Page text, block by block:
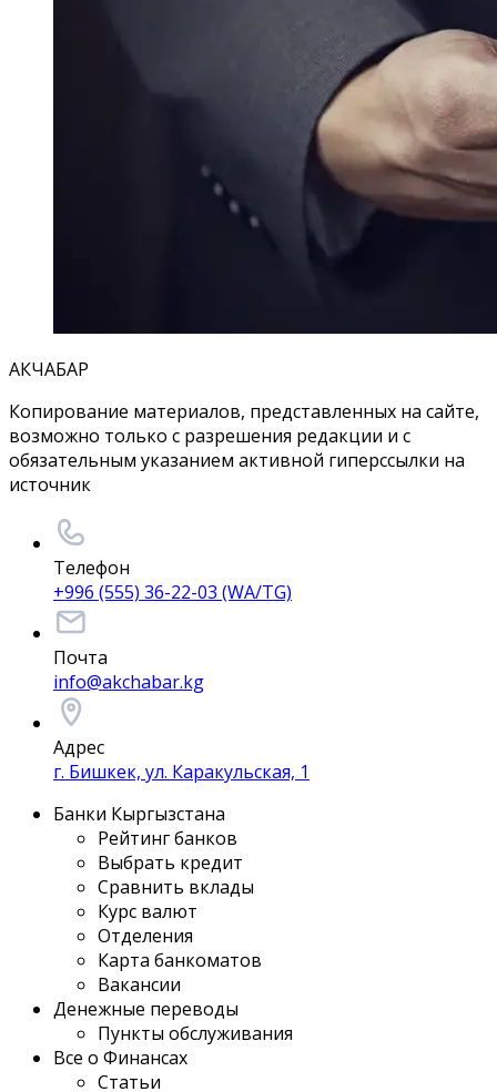
АКЧАБАР
Копирование материалов, представленных на сайте,
возможно только с разрешения редакции и с
обязательным указанием активной гиперссылки на
источник
Телефон
+996 (555) 36-22-03 (WA/TG)
Почта
info@akchabar.kg
Адрес
г. Бишкек, ул. Каракульская, 1
Банки Кыргызстана
Рейтинг банков
Выбрать кредит
Сравнить вклады
Курс валют
Отделения
Карта банкоматов
Вакансии
Денежные переводы
Пункты обслуживания
Все о Финансах
Статьи